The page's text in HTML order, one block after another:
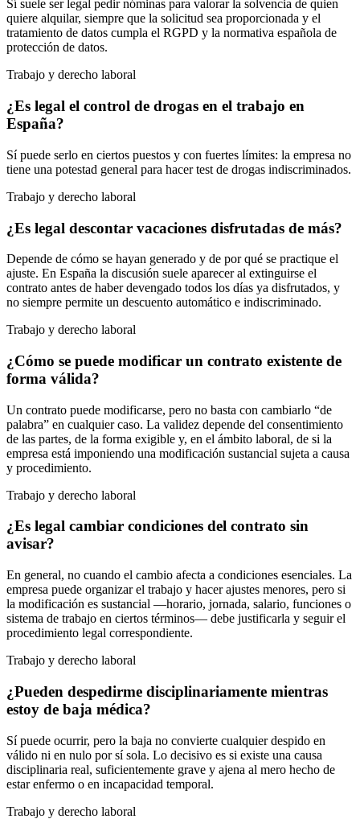
Sí suele ser legal pedir nóminas para valorar la solvencia de quien
quiere alquilar, siempre que la solicitud sea proporcionada y el
tratamiento de datos cumpla el RGPD y la normativa española de
protección de datos.
Trabajo y derecho laboral
¿Es legal el control de drogas en el trabajo en
España?
Sí puede serlo en ciertos puestos y con fuertes límites: la empresa no
tiene una potestad general para hacer test de drogas indiscriminados.
Trabajo y derecho laboral
¿Es legal descontar vacaciones disfrutadas de más?
Depende de cómo se hayan generado y de por qué se practique el
ajuste. En España la discusión suele aparecer al extinguirse el
contrato antes de haber devengado todos los días ya disfrutados, y
no siempre permite un descuento automático e indiscriminado.
Trabajo y derecho laboral
¿Cómo se puede modificar un contrato existente de
forma válida?
Un contrato puede modificarse, pero no basta con cambiarlo “de
palabra” en cualquier caso. La validez depende del consentimiento
de las partes, de la forma exigible y, en el ámbito laboral, de si la
empresa está imponiendo una modificación sustancial sujeta a causa
y procedimiento.
Trabajo y derecho laboral
¿Es legal cambiar condiciones del contrato sin
avisar?
En general, no cuando el cambio afecta a condiciones esenciales. La
empresa puede organizar el trabajo y hacer ajustes menores, pero si
la modificación es sustancial —horario, jornada, salario, funciones o
sistema de trabajo en ciertos términos— debe justificarla y seguir el
procedimiento legal correspondiente.
Trabajo y derecho laboral
¿Pueden despedirme disciplinariamente mientras
estoy de baja médica?
Sí puede ocurrir, pero la baja no convierte cualquier despido en
válido ni en nulo por sí sola. Lo decisivo es si existe una causa
disciplinaria real, suficientemente grave y ajena al mero hecho de
estar enfermo o en incapacidad temporal.
Trabajo y derecho laboral